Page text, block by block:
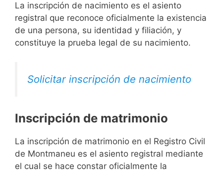
La inscripción de nacimiento es el asiento
registral que reconoce oficialmente la existencia
de una persona, su identidad y filiación, y
constituye la prueba legal de su nacimiento.
Solicitar inscripción de nacimiento
Inscripción de matrimonio
La inscripción de matrimonio en el Registro Civil
de Montmaneu es el asiento registral mediante
el cual se hace constar oficialmente la